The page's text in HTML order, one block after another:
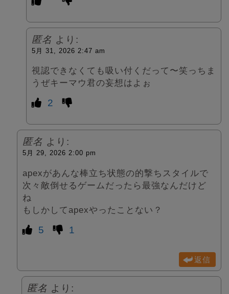
匿名 より:
5月 31, 2026 2:47 am
視認できなくても吸い付くだって〜笑っちま
うぜキーマウ君の妄想はよぉ
2
匿名 より:
5月 29, 2026 2:00 pm
apexがあんな棒立ち状態の的撃ちスタイルで
次々敵倒せるゲームだったら最強なんだけど
ね
もしかしてapexやったことない？
5 1
返信
匿名 より: